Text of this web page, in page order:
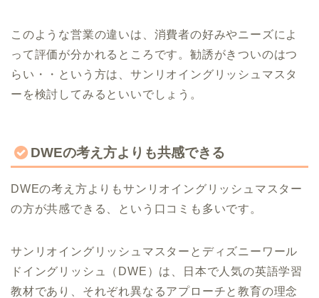
このような営業の違いは、消費者の好みやニーズによ
って評価が分かれるところです。勧誘がきついのはつ
らい・・という方は、サンリオイングリッシュマスタ
ーを検討してみるといいでしょう。
DWEの考え方よりも共感できる
DWEの考え方よりもサンリオイングリッシュマスター
の方が共感できる、という口コミも多いです。
サンリオイングリッシュマスターとディズニーワール
ドイングリッシュ（DWE）は、日本で人気の英語学習
教材であり、それぞれ異なるアプローチと教育の理念